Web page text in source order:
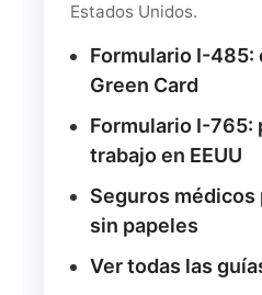
Estados Unidos.
Formulario I-485:
Green Card
Formulario I-765:
trabajo en EEUU
Seguros
sin papeles
Ver todas las